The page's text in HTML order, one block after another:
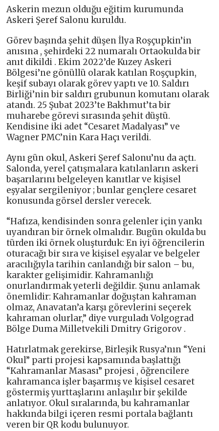
Askerin mezun olduğu eğitim kurumunda
Askeri Şeref Salonu kuruldu.
Görev başında şehit düşen İlya Roşçupkin’in
anısına , şehirdeki 22 numaralı Ortaokulda bir
anıt dikildi . Ekim 2022’de Kuzey Askeri
Bölgesi’ne gönüllü olarak katılan Roşçupkin,
keşif subayı olarak görev yaptı ve 10. Saldırı
Birliği’nin bir saldırı grubunun komutanı olarak
atandı. 25 Şubat 2023’te Bakhmut’ta bir
muharebe görevi sırasında şehit düştü.
Kendisine iki adet “Cesaret Madalyası” ve
Wagner PMC’nin Kara Haçı verildi.
Aynı gün okul, Askeri Şeref Salonu’nu da açtı.
Salonda, yerel çatışmalara katılanların askeri
başarılarını belgeleyen kanıtlar ve kişisel
eşyalar sergileniyor ; bunlar gençlere cesaret
konusunda görsel dersler verecek.
“Hafıza, kendisinden sonra gelenler için yankı
uyandıran bir örnek olmalıdır. Bugün okulda bu
türden iki örnek oluşturduk: En iyi öğrencilerin
oturacağı bir sıra ve kişisel eşyalar ve belgeler
aracılığıyla tarihin canlandığı bir salon – bu,
karakter gelişimidir. Kahramanlığı
onurlandırmak yeterli değildir. Şunu anlamak
önemlidir: Kahramanlar doğuştan kahraman
olmaz, Anavatan’a karşı görevlerini seçerek
kahraman olurlar,” diye vurguladı Volgograd
Bölge Duma Milletvekili Dmitry Grigorov .
Hatırlatmak gerekirse, Birleşik Rusya’nın “Yeni
Okul” parti projesi kapsamında başlattığı
“Kahramanlar Masası” projesi , öğrencilere
kahramanca işler başarmış ve kişisel cesaret
göstermiş yurttaşlarını anlaşılır bir şekilde
anlatıyor. Okul sıralarında, bu kahramanlar
hakkında bilgi içeren resmi portala bağlantı
veren bir QR kodu bulunuyor.